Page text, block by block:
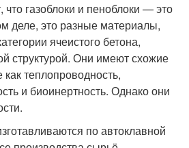
газоблоки и пеноблоки — это
деле, это разные материалы,
ячеистого бетона,
структурой. Они имеют схожие
как теплопроводность,
и биоинертность. Однако они
по автоклавной